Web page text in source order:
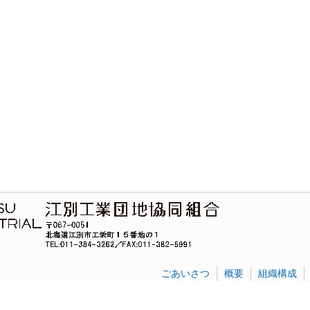
ごあいさつ 概要 組織構成